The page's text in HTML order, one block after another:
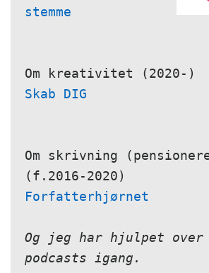
stemme
Skab DIG
Om skrivning
Forfatterhjørnet
Og jeg har hjulpet over
podcasts igang.